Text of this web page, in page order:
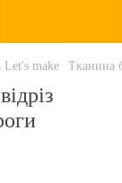
Let's make Тканина